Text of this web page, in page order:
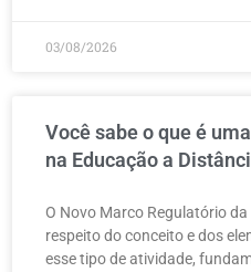
03/08/2026
Você sabe o que é
na Educação a
O Novo Marco Regulatório
respeito do conceito e dos
esse tipo de atividade,